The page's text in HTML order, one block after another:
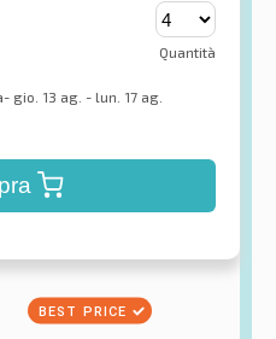
Quantità
gio. 13 ag. - lun. 17 ag.